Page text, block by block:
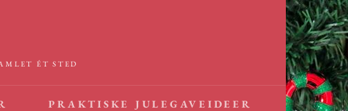
ÉT STED
PRAKTISKE JULEGAVEIDEER